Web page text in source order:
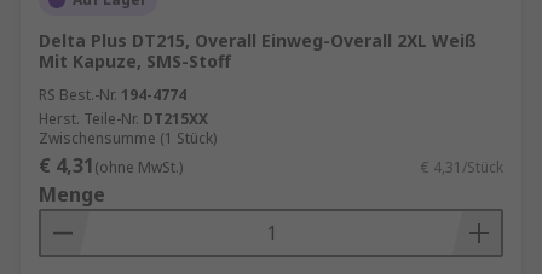
Delta Plus DT215, Overall Einweg-Overall 2XL Weiß
Mit Kapuze, SMS-Stoff
RS Best.-Nr. 194-4774
Herst. Teile-Nr. DT215XX
Zwischensumme (1 Stück)
€ 4,31(ohne MwSt.) € 4,31/Stück
Menge